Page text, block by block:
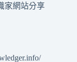
家網站分享